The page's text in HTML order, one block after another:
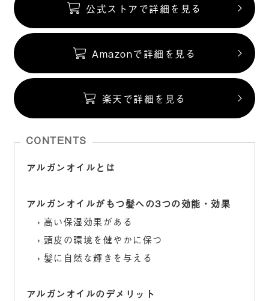
公式ストアで詳細を見る
Amazonで詳細を見る
楽天で詳細を見る
CONTENTS
アルガンオイルとは
アルガンオイルがもつ髪への3つの効能・効果
高い保湿効果がある
頭皮の環境を健やかに保つ
髪に自然な輝きを与える
アルガンオイルのデメリット